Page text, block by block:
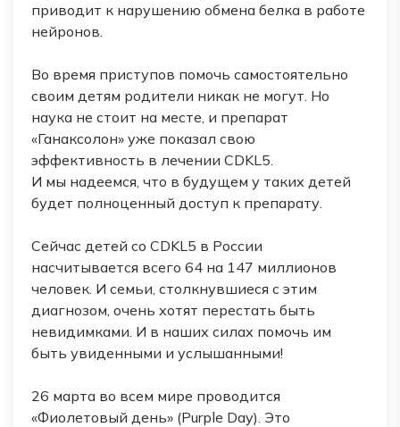
приводит к нарушению обмена белка в работе
нейронов.
Во время приступов помочь самостоятельно
своим детям родители никак не могут. Но
наука не стоит на месте, и препарат
«Ганаксолон» уже показал свою
эффективность в лечении CDKL5.
И мы надеемся, что в будущем у таких детей
будет полноценный доступ к препарату.
Сейчас детей со CDKL5 в России
насчитывается всего 64 на 147 миллионов
человек. И семьи, столкнувшиеся с этим
диагнозом, очень хотят перестать быть
невидимками. И в наших силах помочь им
быть увиденными и услышанными!
26 марта во всем мире проводится
«Фиолетовый день» (Purple Day). Это